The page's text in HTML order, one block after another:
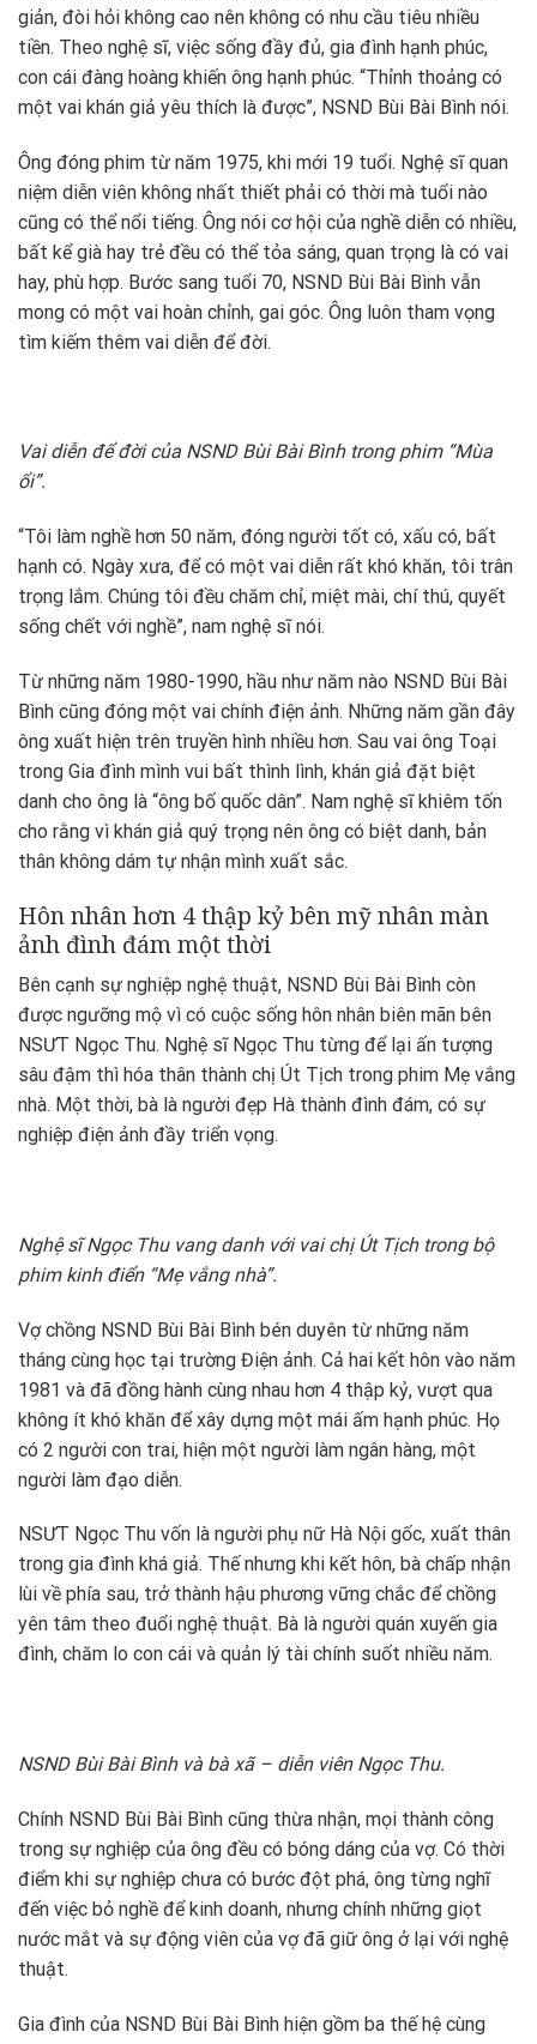
giản, đòi hỏi không cao nên không có nhu cầu tiêu nhiều
tiền. Theo nghệ sĩ, việc sống đầy đủ, gia đình hạnh phúc,
con cái đàng hoàng khiến ông hạnh phúc. “Thỉnh thoảng có
một vai khán giả yêu thích là được”, NSND Bùi Bài Bình nói.
Ông đóng phim từ năm 1975, khi mới 19 tuổi. Nghệ sĩ quan
niệm diễn viên không nhất thiết phải có thời mà tuổi nào
cũng có thể nổi tiếng. Ông nói cơ hội của nghề diễn có nhiều,
bất kể già hay trẻ đều có thể tỏa sáng, quan trọng là có vai
hay, phù hợp. Bước sang tuổi 70, NSND Bùi Bài Bình vẫn
mong có một vai hoàn chỉnh, gai góc. Ông luôn tham vọng
tìm kiếm thêm vai diễn để đời.
Vai diễn để đời của NSND Bùi Bài Bình trong phim “Mùa
ổi”.
“Tôi làm nghề hơn 50 năm, đóng người tốt có, xấu có, bất
hạnh có. Ngày xưa, để có một vai diễn rất khó khăn, tôi trân
trọng lắm. Chúng tôi đều chăm chỉ, miệt mài, chí thú, quyết
sống chết với nghề”, nam nghệ sĩ nói.
Từ những năm 1980-1990, hầu như năm nào NSND Bùi Bài
Bình cũng đóng một vai chính điện ảnh. Những năm gần đây
ông xuất hiện trên truyền hình nhiều hơn. Sau vai ông Toại
trong Gia đình mình vui bất thình lình, khán giả đặt biệt
danh cho ông là “ông bố quốc dân”. Nam nghệ sĩ khiêm tốn
cho rằng vì khán giả quý trọng nên ông có biệt danh, bản
thân không dám tự nhận mình xuất sắc.
Hôn nhân hơn 4 thập kỷ bên mỹ nhân màn
ảnh đình đám một thời
Bên cạnh sự nghiệp nghệ thuật, NSND Bùi Bài Bình còn
được ngưỡng mộ vì có cuộc sống hôn nhân biên mãn bên
NSƯT Ngọc Thu. Nghệ sĩ Ngọc Thu từng để lại ấn tượng
sâu đậm thì hóa thân thành chị Út Tịch trong phim Mẹ vắng
nhà. Một thời, bà là người đẹp Hà thành đình đám, có sự
nghiệp điện ảnh đầy triển vọng.
Nghệ sĩ Ngọc Thu vang danh với vai chị Út Tịch trong bộ
phim kinh điển “Mẹ vắng nhà”.
Vợ chồng NSND Bùi Bài Bình bén duyên từ những năm
tháng cùng học tại trường Điện ảnh. Cả hai kết hôn vào năm
1981 và đã đồng hành cùng nhau hơn 4 thập kỷ, vượt qua
không ít khó khăn để xây dựng một mái ấm hạnh phúc. Họ
có 2 người con trai, hiện một người làm ngân hàng, một
người làm đạo diễn.
NSƯT Ngọc Thu vốn là người phụ nữ Hà Nội gốc, xuất thân
trong gia đình khá giả. Thế nhưng khi kết hôn, bà chấp nhận
lùi về phía sau, trở thành hậu phương vững chắc để chồng
yên tâm theo đuổi nghệ thuật. Bà là người quán xuyến gia
đình, chăm lo con cái và quản lý tài chính suốt nhiều năm.
NSND Bùi Bài Bình và bà xã – diễn viên Ngọc Thu.
Chính NSND Bùi Bài Bình cũng thừa nhận, mọi thành công
trong sự nghiệp của ông đều có bóng dáng của vợ. Có thời
điểm khi sự nghiệp chưa có bước đột phá, ông từng nghĩ
đến việc bỏ nghề để kinh doanh, nhưng chính những giọt
nước mắt và sự động viên của vợ đã giữ ông ở lại với nghệ
thuật.
Gia đình của NSND Bùi Bài Bình hiện gồm ba thế hệ cùng